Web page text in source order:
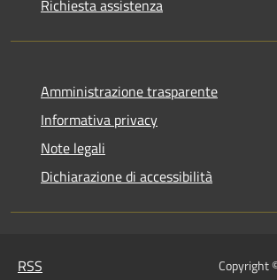
Richiesta assistenza
Amministrazione trasparente
Informativa privacy
Note legali
Dichiarazione di accessibilità
RSS
Copyright